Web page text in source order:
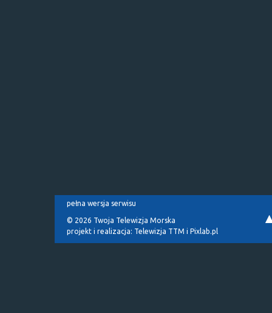
pełna wersja serwisu
© 2026 Twoja Telewizja Morska
projekt i realizacja: Telewizja TTM i Pixlab.pl